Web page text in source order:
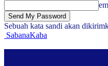
Sebuah kata sandi akan
SabanaKaba